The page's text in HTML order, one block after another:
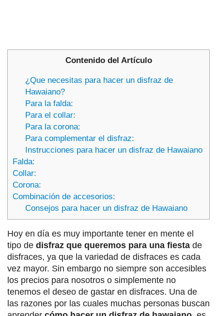
Contenido del Artículo
¿Que necesitas para hacer un disfraz de
Hawaiano?
Para la falda:
Para el collar:
Para la corona:
Para complementar el disfraz:
Instrucciones para hacer un disfraz de Hawaiano
Falda:
Collar:
Corona:
Combinación de accesorios:
Consejos para hacer un disfraz de Hawaiano
Hoy en día es muy importante tener en mente el
tipo de disfraz que queremos para una fiesta de
disfraces, ya que la variedad de disfraces es cada
vez mayor. Sin embargo no siempre son accesibles
los precios para nosotros o simplemente no
tenemos el deseo de gastar en disfraces. Una de
las razones por las cuales muchas personas buscan